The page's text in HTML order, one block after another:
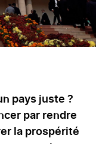
pays juste ?
par rendre
la prospérité